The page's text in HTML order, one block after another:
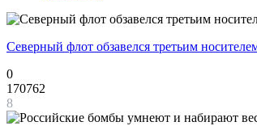
Северный флот обзавелся третьим
0
170762
8